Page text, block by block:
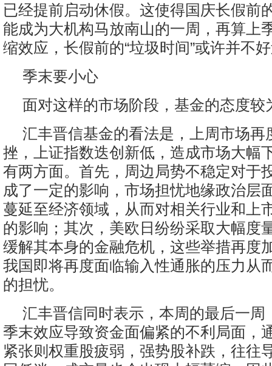
已经提前启动休假。这使得国庆长假前
能成为大机构马放南山的一周，再算上
缩效应，长假前的“垃圾时间”或许并不
季末要小心
面对这样的市场阶段，基金的态度较
汇丰晋信基金的看法是，上周市场再
挫，上证指数迭创新低，造成市场大幅
有两方面。首先，周边局势不稳定对于
成了一定的影响，市场担忧地缘政治层
蔓延至经济领域，从而对相关行业和上
的影响；其次，美欧日纷纷采取大幅度
缓解其本身的金融危机，这些举措再度
我国即将再度面临输入性通胀的压力从
的担忧。
汇丰晋信同时表示，本周的最后一周
季末效应导致资金面偏紧的不利局面，
紧张则权重股疲弱，强势股补跌，往往